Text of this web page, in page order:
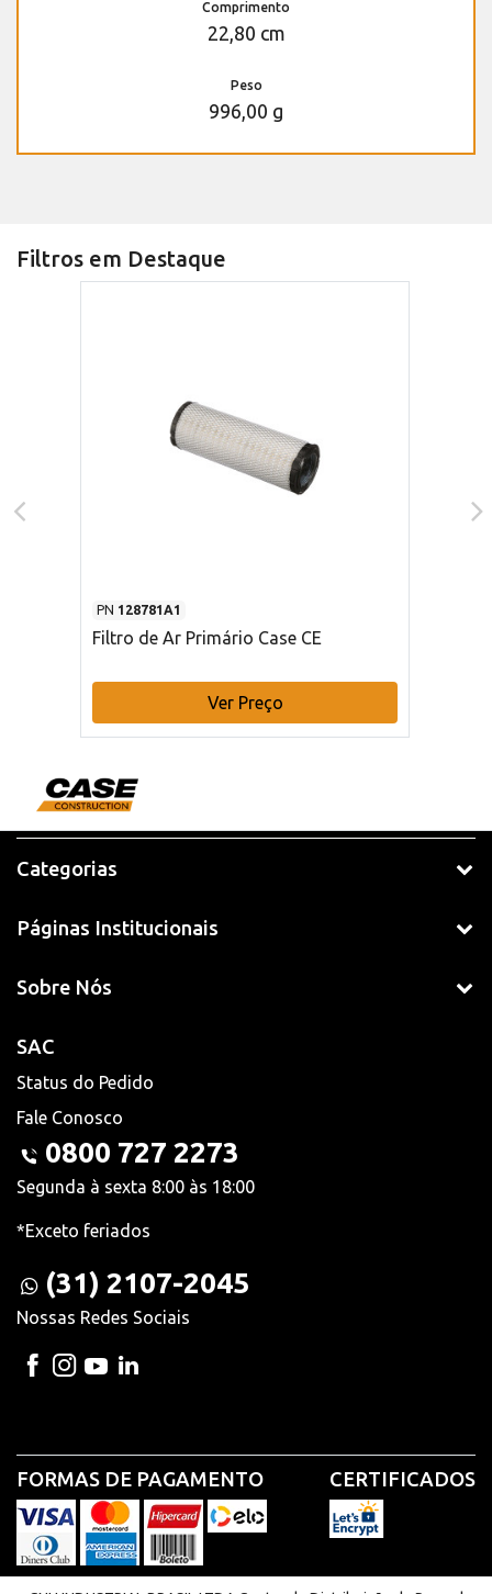
Comprimento
22,80 cm
Peso
996,00 g
Filtros em Destaque
PN 128781A1
Filtro de Ar Primário Case CE
Ver Preço
Categorias
Páginas Institucionais
Sobre Nós
SAC
Status do Pedido
Fale Conosco
0800 727 2273
Segunda à sexta 8:00 às 18:00
*Exceto feriados
(31) 2107-2045
Nossas Redes Sociais
FORMAS DE PAGAMENTO CERTIFICADOS